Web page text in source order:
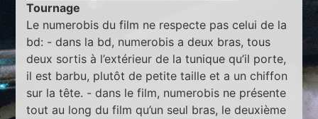
Tournage
Le numerobis du film ne respecte pas celui de la
bd: - dans la bd, numerobis a deux bras, tous
deux sortis à l’extérieur de la tunique qu’il porte,
il est barbu, plutôt de petite taille et a un chiffon
sur la tête. - dans le film, numerobis ne présente
tout au long du film qu’un seul bras, le deuxième